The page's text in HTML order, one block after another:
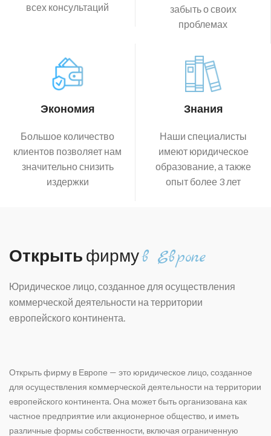
всех консультаций
забыть о своих
проблемах
Экономия
Большое количество
клиентов позволяет нам
значительно снизить
издержки
Знания
Наши специалисты
имеют юридическое
образование, а также
опыт более 3 лет
Открыть фирмув Европе
Юридическое лицо, созданное для осуществления
коммерческой деятельности на территории
европейского континента.
Открыть фирму в Европе — это юридическое лицо, созданное
для осуществления коммерческой деятельности на территории
европейского континента. Она может быть организована как
частное предприятие или акционерное общество, и иметь
различные формы собственности, включая ограниченную